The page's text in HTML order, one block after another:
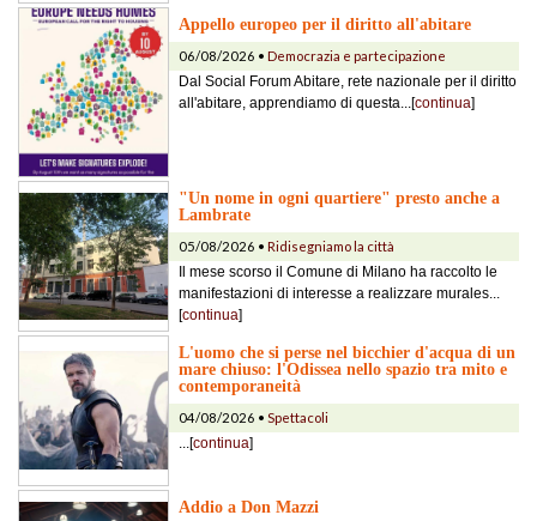
Appello europeo per il diritto all'abitare
06/08/2026 • Democrazia e partecipazione
Dal Social Forum Abitare, rete nazionale per il diritto
all'abitare, apprendiamo di questa...[continua]
"Un nome in ogni quartiere" presto anche a
Lambrate
05/08/2026 • Ridisegniamo la città
Il mese scorso il Comune di Milano ha raccolto le
manifestazioni di interesse a realizzare murales...
[continua]
L'uomo che si perse nel bicchier d'acqua di un
mare chiuso: l'Odissea nello spazio tra mito e
contemporaneità
04/08/2026 • Spettacoli
...[continua]
Addio a Don Mazzi